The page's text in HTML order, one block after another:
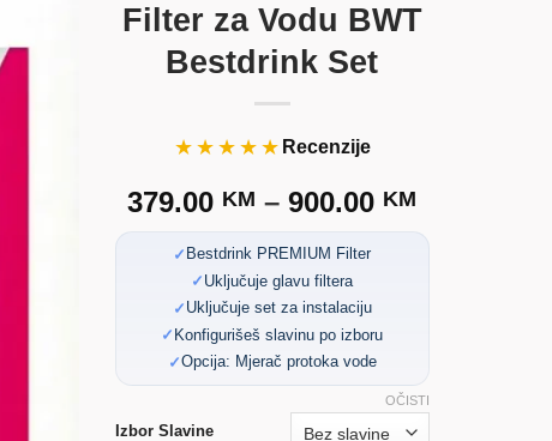
Filter za Vodu BWT
Bestdrink Set
★★★★★ Recenzije
379.00 KM – 900.00 KM
range:
Bestdrink PREMIUM Filter
Uključuje glavu filtera
Uključuje set za instalaciju
Konfigurišeš slavinu po izboru
Opcija: Mjerač protoka vode
Izbor Slavine
OČISTI